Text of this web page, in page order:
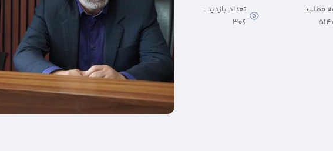
مطلب:
تعداد بازدید :
306